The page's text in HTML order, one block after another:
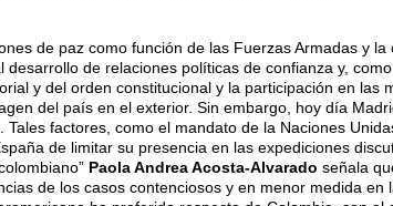
de paz como función de las Fuerzas Armadas y la
de relaciones políticas de confianza y,
y del orden constitucional y la participación en las
del país en el exterior. Sin embargo, hoy día
factores, como el mandato de la Naciones
de limitar su presencia en las expediciones
Paola Andrea Acosta-Alvarado señala
de los casos contenciosos y en menor medida en